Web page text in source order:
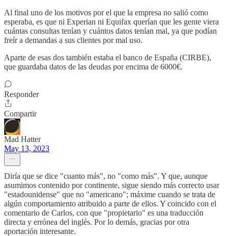
Al final uno de los motivos por el que la empresa no salió como
esperaba, es que ni Experian ni Equifax querían que les gente viera
cuántas consultas tenían y cuántos datos tenían mal, ya que podían
freír a demandas a sus clientes por mal uso.
Aparte de esas dos también estaba el banco de España (CIRBE),
que guardaba datos de las deudas por encima de 6000€.
Responder
Compartir
Mad Hatter
May 13, 2023
Diría que se dice "cuanto más", no "como más". Y que, aunque
asumimos contenido por continente, sigue siendo más correcto usar
"estadounidense" que no "americano"; máxime cuando se trata de
algún comportamiento atribuido a parte de ellos. Y coincido con el
comentario de Carlos, con que "propietario" es una traducción
directa y errónea del inglés. Por lo demás, gracias por otra
aportación interesante.